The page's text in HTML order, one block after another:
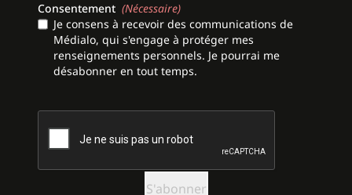
Consentement (Nécessaire)
Je consens à recevoir des communications de
Médialo, qui s'engage à protéger mes
renseignements personnels. Je pourrai me
désabonner en tout temps.
CAPTCHA